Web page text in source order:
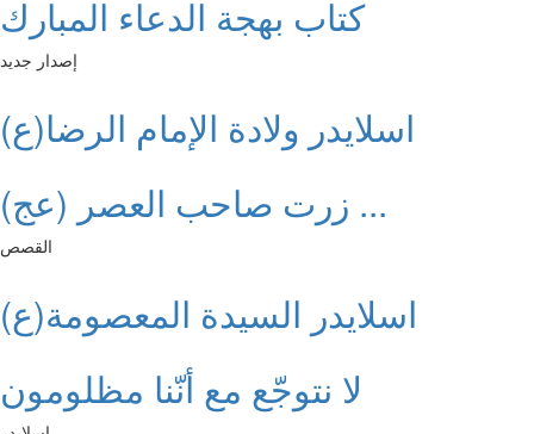
كتاب بهجة الدعاء المبارك
إصدار جديد
اسلايدر ولادة الإمام الرضا(ع)
زرت صاحب العصر (عج) ...
القصص
اسلايدر السيدة المعصومة(ع)
لا نتوجّع مع أنّنا مظلومون